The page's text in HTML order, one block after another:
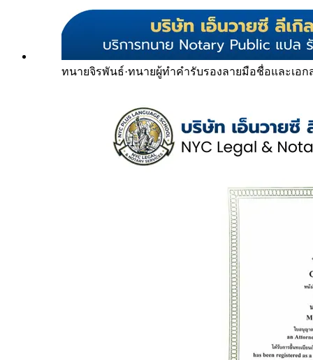
ทนายจิรพันธ์·ทนายผู้ทำคำรับรองลายมือชื่อและเอก